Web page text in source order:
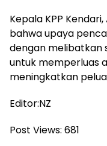
Kepala KPP
bahwa upaya
dengan melibatkan
untuk memperluas
meningkatkan
Editor:NZ
Post Views: 681